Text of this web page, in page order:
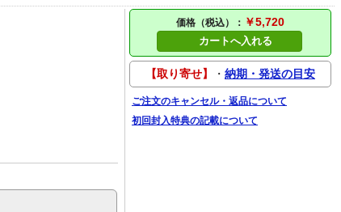
価格（税込）： ￥5,720
カートへ入れる
【取り寄せ】 ・ 納期・発送の目安
ご注文のキャンセル・返品について
初回封入特典の記載について